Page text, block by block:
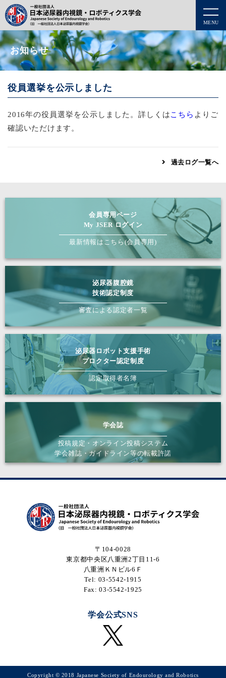
MENU
お知らせ
役員選挙を公示しました
2016年の役員選挙を公示しました。詳しくはこちら よりご
確認いただけます。
過去ログ一覧へ
会員専用ページ
My JSER ログイン
最新情報はこちら(会員専用)
泌尿器腹腔鏡
技術認定制度
審査による認定者一覧
泌尿器ロボット支援手術
プロクター認定制度
認定取得者名簿
学会誌
投稿規定・オンライン投稿システム
学会雑誌・ガイドライン等の転載許諾
〒104-0028
東京都中央区八重洲2丁目11-6
八重洲ＫＮビル6Ｆ
Tel: 03-5542-1915
Fax: 03-5542-1925
学会公式SNS
Copyright © 2018 Japanese Society of Endourology and Robotics